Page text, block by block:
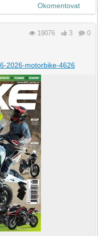
Okomentovat
19076 3 0
2026-motorbike-4626